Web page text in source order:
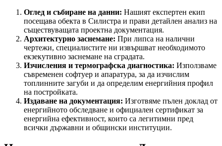
Оглед и събиране на данни: Нашият експертен екип
посещава обекта в Силистра и прави детайлен анализ на
съществуващата проектна документация.
Архитектурно заснемане: При липса на налични
чертежи, специалистите ни извършват необходимото
екзекутивно заснемане на сградата.
Изчисления и термографска диагностика: Използваме
съвременен софтуер и апаратура, за да изчислим
топлинните загуби и да определим енергийния профил
на постройката.
Издаване на документация: Изготвяме пълен доклад от
енергийното обследване и официален сертификат за
енергийна ефективност, които са легитимни пред
всички държавни и общински институции.